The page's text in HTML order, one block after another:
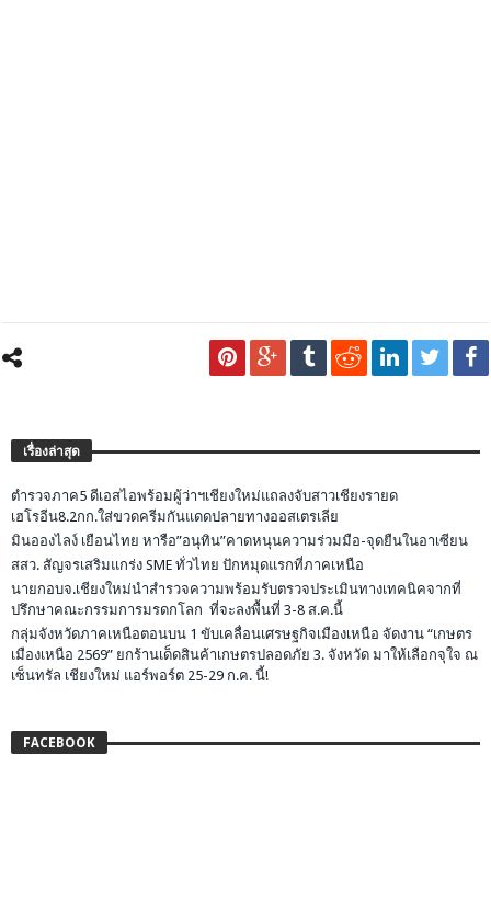
เรื่องล่าสุด
ตำรวจภาค5 ดีเอสไอพร้อมผู้ว่าฯเชียงใหม่แถลงจับสาวเชียงรายด
เฮโรอีน8.2กก.ใส่ขวดครีมกันแดดปลายทางออสเตรเลีย
มินอองไลง์ เยือนไทย หารือ”อนุทิน”คาดหนุนความร่วมมือ-จุดยืนในอาเซียน
สสว. สัญจรเสริมแกร่ง SME ทั่วไทย ปักหมุดแรกที่ภาคเหนือ
นายกอบจ.เชียงใหม่นำสำรวจความพร้อมรับตรวจประเมินทางเทคนิคจากที่
ปรึกษาคณะกรรมการมรดกโลก ที่จะลงพื้นที่ 3-8 ส.ค.นี้
กลุ่มจังหวัดภาคเหนือตอนบน 1 ขับเคลื่อนเศรษฐกิจเมืองเหนือ จัดงาน “เกษตร
เมืองเหนือ 2569” ยกร้านเด็ดสินค้าเกษตรปลอดภัย 3. จังหวัด มาให้เลือกจุใจ ณ
เซ็นทรัล เชียงใหม่ แอร์พอร์ต 25-29 ก.ค. นี้!
FACEBOOK